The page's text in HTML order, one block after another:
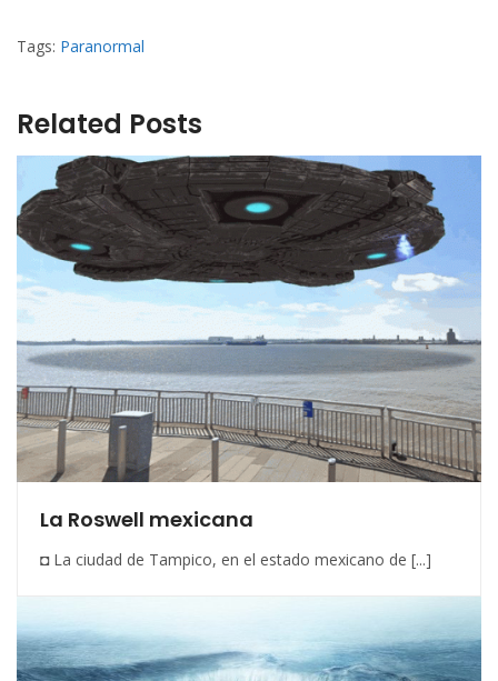
Tags: Paranormal
Related Posts
La Roswell mexicana
◘ La ciudad de Tampico, en el estado mexicano de [...]